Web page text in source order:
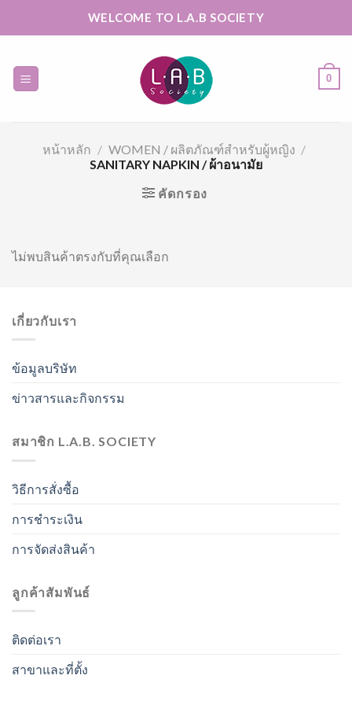
WELCOME TO L.A.B SOCIETY
0
หน้าหลัก / WOMEN / ผลิตภัณฑ์สำหรับผู้หญิง /
SANITARY NAPKIN / ผ้าอนามัย
คัดกรอง
ไม่พบสินค้าตรงกับที่คุณเลือก
เกี่ยวกับเรา
ข้อมูลบริษัท
ข่าวสารและกิจกรรม
สมาชิก L.A.B. SOCIETY
วิธีการสั่งซื้อ
การชำระเงิน
การจัดส่งสินค้า
ลูกค้าสัมพันธ์
ติดต่อเรา
สาขาและที่ตั้ง